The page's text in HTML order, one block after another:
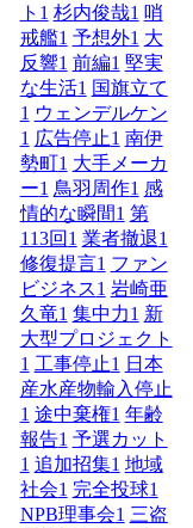
ト 1 杉内俊哉1 哨
戒艦1 予想外1 大
反響1 前編1 堅実
な生活1 国旗立て
1 ウェンデルケン
1 広告停止1 南伊
勢町1 大手メーカ
ー1 鳥羽周作1 感
情的な瞬間1 第
113回 1 業者撤退1
修復提言1 ファン
ビジネス1 岩崎亜
久竜1 集中力1 新
大型プロジェクト
1 工事停止1 日本
産水産物輸入停止
1 途中棄権1 年齢
報告1 予選カット
1 追加招集1 地域
社会1 完全投球1
NPB理事会1 三盗